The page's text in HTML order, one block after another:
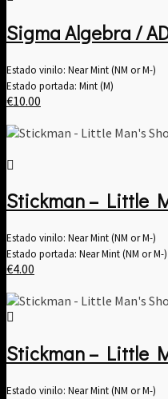
Sigma Algebra /
Estado vinilo: Near Mint (NM or M-)
Estado portada: Mint (M)
€10.00
Stickman – Little
Estado vinilo: Near Mint (NM or M-)
Estado portada: Near Mint (NM or M-)
€4.00
Stickman – Little
Estado vinilo: Near Mint (NM or M-)